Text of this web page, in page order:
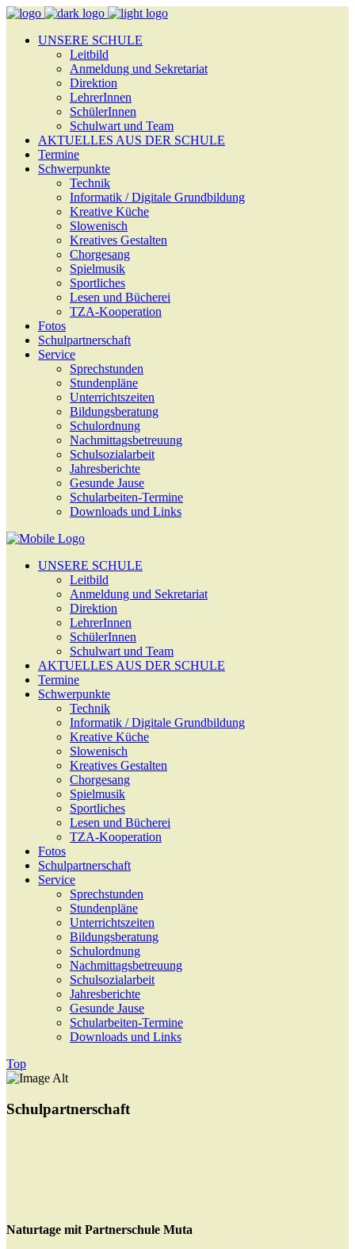
UNSERE SCHULE
Leitbild
Anmeldung und Sekretariat
Direktion
LehrerInnen
SchülerInnen
Schulwart und Team
AKTUELLES AUS DER SCHULE
Termine
Schwerpunkte
Technik
Informatik / Digitale Grundbildung
Kreative Küche
Slowenisch
Kreatives Gestalten
Chorgesang
Spielmusik
Sportliches
Lesen und Bücherei
TZA-Kooperation
Fotos
Schulpartnerschaft
Service
Sprechstunden
Stundenpläne
Unterrichtszeiten
Bildungsberatung
Schulordnung
Nachmittagsbetreuung
Schulsozialarbeit
Jahresberichte
Gesunde Jause
Schularbeiten-Termine
Downloads und Links
UNSERE SCHULE
Leitbild
Anmeldung und Sekretariat
Direktion
LehrerInnen
SchülerInnen
Schulwart und Team
AKTUELLES AUS DER SCHULE
Termine
Schwerpunkte
Technik
Informatik / Digitale Grundbildung
Kreative Küche
Slowenisch
Kreatives Gestalten
Chorgesang
Spielmusik
Sportliches
Lesen und Bücherei
TZA-Kooperation
Fotos
Schulpartnerschaft
Service
Sprechstunden
Stundenpläne
Unterrichtszeiten
Bildungsberatung
Schulordnung
Nachmittagsbetreuung
Schulsozialarbeit
Jahresberichte
Gesunde Jause
Schularbeiten-Termine
Downloads und Links
Top
Schulpartnerschaft
Naturtage mit Partnerschule Muta